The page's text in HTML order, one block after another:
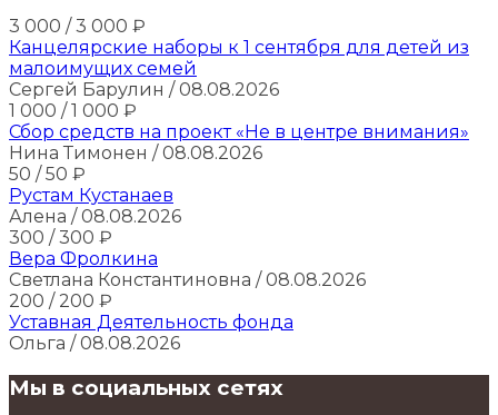
3 000 / 3 000 ₽
Канцелярские наборы к 1 сентября для детей из
малоимущих семей
Сергей Барулин / 08.08.2026
1 000 / 1 000 ₽
Сбор средств на проект «Не в центре внимания»
Нина Тимонен / 08.08.2026
50 / 50 ₽
Рустам Кустанаев
Алена / 08.08.2026
300 / 300 ₽
Вера Фролкина
Светлана Константиновна / 08.08.2026
200 / 200 ₽
Уставная Деятельность фонда
Ольга / 08.08.2026
Мы в социальных сетях